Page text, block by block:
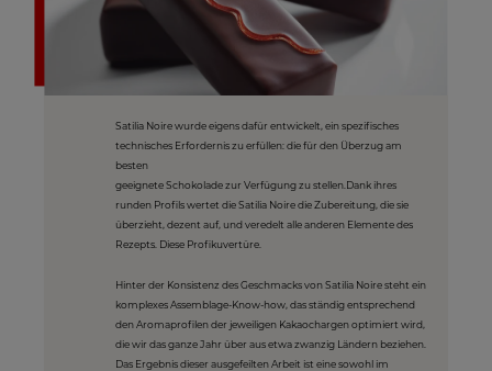
Satilia Noire wurde eigens dafür entwickelt, ein spezifisches
technisches Erfordernis zu erfüllen: die für den Überzug am
besten
geeignete Schokolade zur Verfügung zu stellen.Dank ihres
runden Profils wertet die Satilia Noire die Zubereitung, die sie
überzieht, dezent auf, und veredelt alle anderen Elemente des
Rezepts. Diese Profikuvertüre.
Hinter der Konsistenz des Geschmacks von Satilia Noire steht ein
komplexes Assemblage-Know-how, das ständig entsprechend
den Aromaprofilen der jeweiligen Kakaochargen optimiert wird,
die wir das ganze Jahr über aus etwa zwanzig Ländern beziehen.
Das Ergebnis dieser ausgefeilten Arbeit ist eine sowohl im